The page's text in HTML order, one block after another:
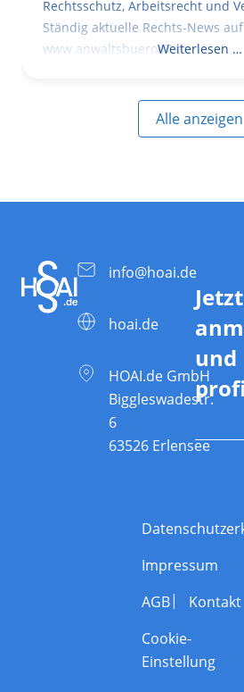
Rechtsschutz, Arbeitsrecht und
Ständig aktuelle Rechts-News
www.anwaltsbuero47.deWeiterlesen …
Alle anzeigen
info@hoai.de
hoai.de
HOAI.de GmbH
Biggleswadestr.
6
63526 Erlensee
Jetzt
und
Impressum
AGB
Kontakt
Cookie-
Einstellung